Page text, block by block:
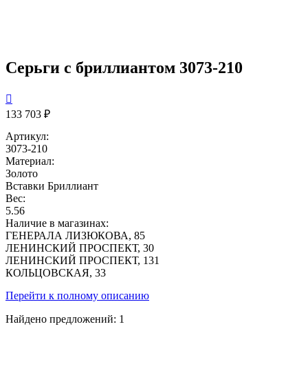
Серьги с бриллиантом 3073-210

133 703 ₽
Артикул:
3073-210
Материал:
Золото
Вставки Бриллиант
Вес:
5.56
Наличие в магазинах:
ГЕНЕРАЛА ЛИЗЮКОВА, 85
ЛЕНИНСКИЙ ПРОСПЕКТ, 30
ЛЕНИНСКИЙ ПРОСПЕКТ, 131
КОЛЬЦОВСКАЯ, 33
Перейти к полному описанию
Найдено предложений: 1